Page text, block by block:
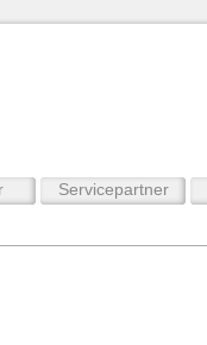
Servicepartner